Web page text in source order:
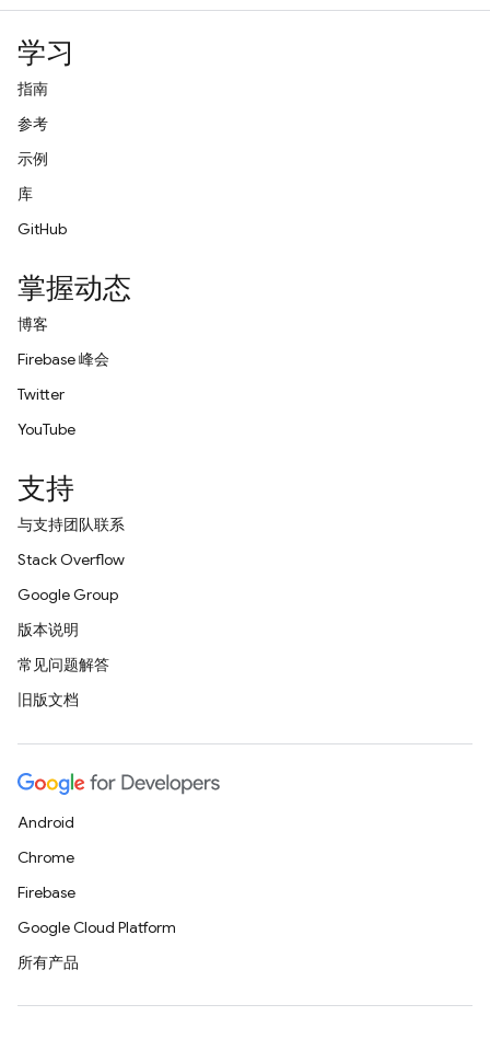
学习
指南
参考
示例
库
GitHub
掌握动态
博客
Firebase 峰会
Twitter
YouTube
支持
与支持团队联系
Stack Overflow
Google Group
版本说明
常见问题解答
旧版文档
Android
Chrome
Firebase
Google Cloud Platform
所有产品